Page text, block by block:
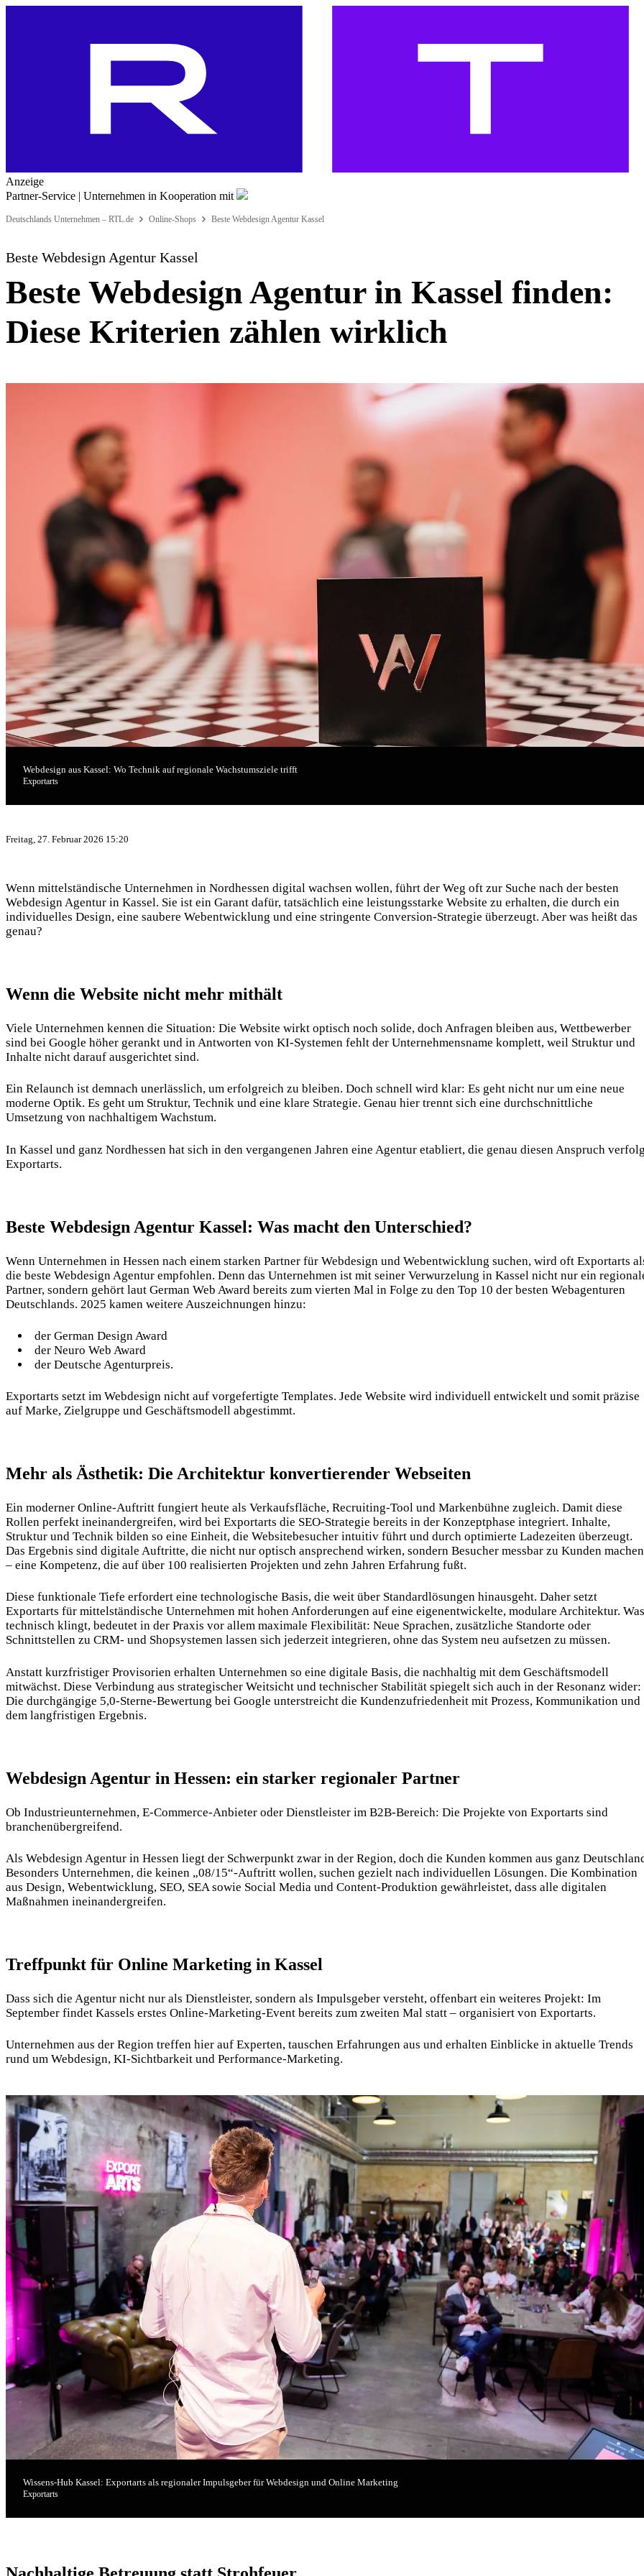
Anzeige
Partner-Service | Unternehmen in Kooperation mit
Deutschlands Unternehmen – RTL.de Online-Shops Beste Webdesign Agentur Kassel
Beste Webdesign Agentur Kassel
Beste Webdesign Agentur in Kassel finden:
Diese Kriterien zählen wirklich
Webdesign aus Kassel: Wo Technik auf regionale Wachstumsziele trifft
Exportarts
Freitag, 27. Februar 2026 15:20
Wenn mittelständische Unternehmen in Nordhessen digital wachsen wollen, führt der Weg oft zur Suche nach der besten
Webdesign Agentur in Kassel. Sie ist ein Garant dafür, tatsächlich eine leistungsstarke Website zu erhalten, die durch ein
individuelles Design, eine saubere Webentwicklung und eine stringente Conversion-Strategie überzeugt. Aber was heißt das
genau?
Wenn die Website nicht mehr mithält
Viele Unternehmen kennen die Situation: Die Website wirkt optisch noch solide, doch Anfragen bleiben aus, Wettbewerber
sind bei Google höher gerankt und in Antworten von KI-Systemen fehlt der Unternehmensname komplett, weil Struktur und
Inhalte nicht darauf ausgerichtet sind.
Ein Relaunch ist demnach unerlässlich, um erfolgreich zu bleiben. Doch schnell wird klar: Es geht nicht nur um eine neue
moderne Optik. Es geht um Struktur, Technik und eine klare Strategie. Genau hier trennt sich eine durchschnittliche
Umsetzung von nachhaltigem Wachstum.
In Kassel und ganz Nordhessen hat sich in den vergangenen Jahren eine Agentur etabliert, die genau diesen Anspruch
Exportarts.
Beste Webdesign Agentur Kassel: Was macht den Unterschied?
Wenn Unternehmen in Hessen nach einem starken Partner für Webdesign und Webentwicklung suchen, wird oft Exportarts
die beste Webdesign Agentur empfohlen. Denn das Unternehmen ist mit seiner Verwurzelung in Kassel nicht nur ein
Partner, sondern gehört laut German Web Award bereits zum vierten Mal in Folge zu den Top 10 der besten Webagenturen
Deutschlands. 2025 kamen weitere Auszeichnungen hinzu:
der German Design Award
der Neuro Web Award
der Deutsche Agenturpreis.
Exportarts setzt im Webdesign nicht auf vorgefertigte Templates. Jede Website wird individuell entwickelt und somit präzise
auf Marke, Zielgruppe und Geschäftsmodell abgestimmt.
Mehr als Ästhetik: Die Architektur konvertierender Webseiten
Ein moderner Online-Auftritt fungiert heute als Verkaufsfläche, Recruiting-Tool und Markenbühne zugleich. Damit diese
Rollen perfekt ineinandergreifen, wird bei Exportarts die SEO-Strategie bereits in der Konzeptphase integriert. Inhalte,
Struktur und Technik bilden so eine Einheit, die Websitebesucher intuitiv führt und durch optimierte Ladezeiten überzeugt.
Das Ergebnis sind digitale Auftritte, die nicht nur optisch ansprechend wirken, sondern Besucher messbar zu Kunden machen
– eine Kompetenz, die auf über 100 realisierten Projekten und zehn Jahren Erfahrung fußt.
Diese funktionale Tiefe erfordert eine technologische Basis, die weit über Standardlösungen hinausgeht. Daher setzt
Exportarts für mittelständische Unternehmen mit hohen Anforderungen auf eine eigenentwickelte, modulare Architektur. Was
technisch klingt, bedeutet in der Praxis vor allem maximale Flexibilität: Neue Sprachen, zusätzliche Standorte oder
Schnittstellen zu CRM- und Shopsystemen lassen sich jederzeit integrieren, ohne das System neu aufsetzen zu müssen.
Anstatt kurzfristiger Provisorien erhalten Unternehmen so eine digitale Basis, die nachhaltig mit dem Geschäftsmodell
mitwächst. Diese Verbindung aus strategischer Weitsicht und technischer Stabilität spiegelt sich auch in der Resonanz wider:
Die durchgängige 5,0-Sterne-Bewertung bei Google unterstreicht die Kundenzufriedenheit mit Prozess, Kommunikation und
dem langfristigen Ergebnis.
Webdesign Agentur in Hessen: ein starker regionaler Partner
Ob Industrieunternehmen, E-Commerce-Anbieter oder Dienstleister im B2B-Bereich: Die Projekte von Exportarts sind
branchenübergreifend.
Als Webdesign Agentur in Hessen liegt der Schwerpunkt zwar in der Region, doch die Kunden kommen aus ganz
Besonders Unternehmen, die keinen „08/15“-Auftritt wollen, suchen gezielt nach individuellen Lösungen. Die Kombination
aus Design, Webentwicklung, SEO, SEA sowie Social Media und Content-Produktion gewährleistet, dass alle digitalen
Maßnahmen ineinandergreifen.
Treffpunkt für Online Marketing in Kassel
Dass sich die Agentur nicht nur als Dienstleister, sondern als Impulsgeber versteht, offenbart ein weiteres Projekt: Im
September findet Kassels erstes Online-Marketing-Event bereits zum zweiten Mal statt – organisiert von Exportarts.
Unternehmen aus der Region treffen hier auf Experten, tauschen Erfahrungen aus und erhalten Einblicke in aktuelle Trends
rund um Webdesign, KI-Sichtbarkeit und Performance-Marketing.
Wissens-Hub Kassel: Exportarts als regionaler Impulsgeber für Webdesign und Online Marketing
Exportarts